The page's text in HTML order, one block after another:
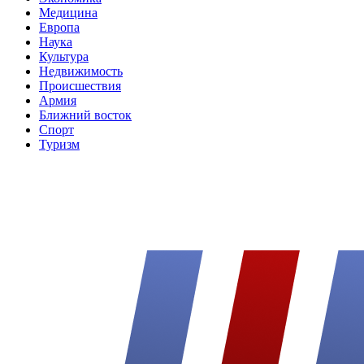
Медицина
Европа
Наука
Культура
Недвижимость
Происшествия
Армия
Ближний восток
Спорт
Туризм